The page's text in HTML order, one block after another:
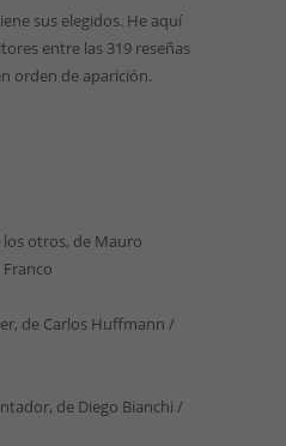
sus elegidos. He aquí
entre las 319 reseñas
orden de aparición.
otros, de Mauro
de Carlos Huffmann /
de Diego Bianchi /